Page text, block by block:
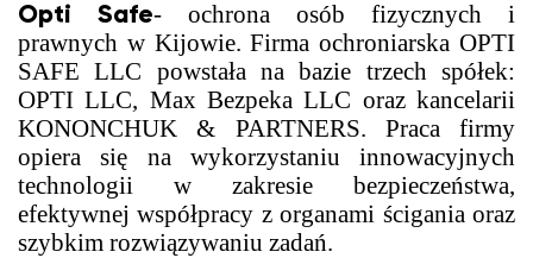
Opti Safe- ochrona osób fizycznych i
prawnych w Kijowie. Firma ochroniarska OPTI
SAFE LLC powstała na bazie trzech spółek:
OPTI LLC, Max Bezpeka LLC oraz kancelarii
KONONCHUK & PARTNERS. Praca firmy
opiera się na wykorzystaniu innowacyjnych
technologii w zakresie bezpieczeństwa,
efektywnej współpracy z organami ścigania oraz
szybkim rozwiązywaniu zadań.